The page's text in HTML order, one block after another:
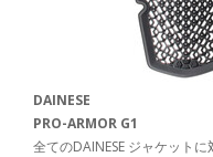
DAINESE
PRO-ARMOR G1
全てのDAINESE ジャケット